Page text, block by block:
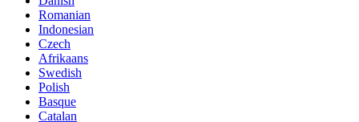
Romanian
Indonesian
Czech
Afrikaans
Swedish
Polish
Basque
Catalan